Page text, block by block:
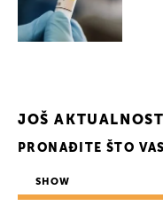
JOŠ AKTUALNOSTI
PRONAĐITE ŠTO
SHOW